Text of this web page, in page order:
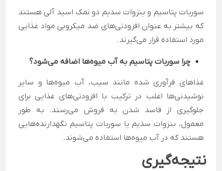
سوربات پتاسیم و بنزوات سدیم دو نمک اسید آلی هستند
که بیشتر به عنوان افزودنی‌های ضد میکروبی مواد غذایی
مورد استفاده قرار می‌گیرند.
چرا سوربات پتاسیم به آب میوه‌ها اضافه می‌شود؟
غذاهای فرآوری شده مانند سیب، آب میوه‌ها و سایر
نوشیدنی‌ها اغلب در ترکیب با افزودنی‌های غذایی برای
جلوگیری از فاسد شدن به فروش می‌رسند. به طور
معمول، بنزوات سدیم یا سوربات پتاسیم نگهدارنده‌هایی
هستند که در آب میوه‌ها استفاده می‌شوند.
نتیجه‌گیری